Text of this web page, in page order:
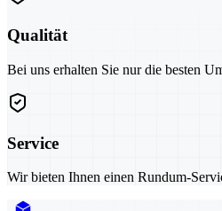
Qualität
Bei uns erhalten Sie nur die besten
Service
Wir bieten Ihnen einen Rundum-